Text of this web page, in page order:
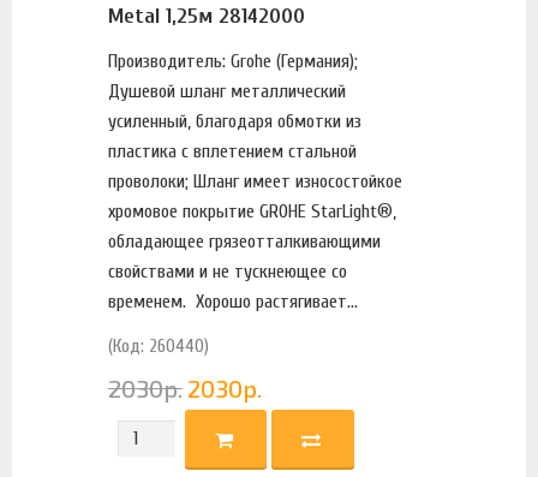
Metal 1,25м 28142000
Производитель: Grohe (Германия);
Душевой шланг металлический
усиленный, благодаря обмотки из
пластика с вплетением стальной
проволоки; Шланг имеет износостойкое
хромовое покрытие GROHE StarLight®,
обладающее грязеотталкивающими
свойствами и не тускнеющее со
временем. Хорошо растягивает...
(Код: 260440)
2030р. 2030р.